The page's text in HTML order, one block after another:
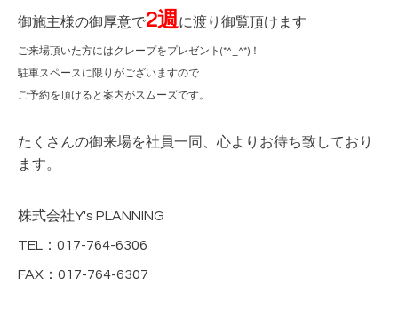
御施主様の御厚意で2週に渡り御覧頂けます
ご来場頂いた方にはクレープをプレゼント(*^_^*)！
駐車スペースに限りがございますので
ご予約を頂けると案内がスムーズです。
たくさんの御来場を社員一同、心よりお待ち致しており
ます。
株式会社Y's PLANNING
TEL：017-764-6306
FAX：017-764-6307